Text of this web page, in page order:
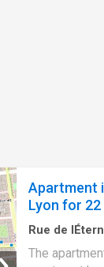
Apartment
Lyon for 22
Rue de
The